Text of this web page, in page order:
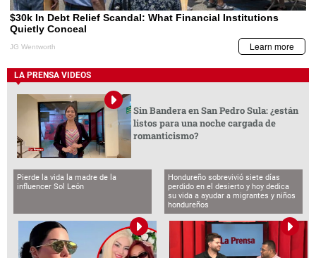
LA PRENSA VIDEOS
Sin Bandera en San Pedro Sula: ¿están
listos para una noche cargada de
romanticismo?
Pierde la vida la madre de la
influencer Sol León
Hondureño sobrevivió siete días
perdido en el desierto y hoy dedica
su vida a ayudar a migrantes y niños
hondureños